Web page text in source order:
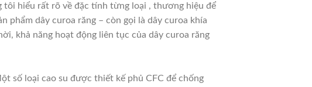
hiểu rất rõ về đặc tính từng loại , thương hiệu để
phẩm dây curoa răng – còn gọi là dây curoa khía
khả năng hoạt động liên tục của dây curoa răng
số loại cao su được thiết kế phủ CFC để chống